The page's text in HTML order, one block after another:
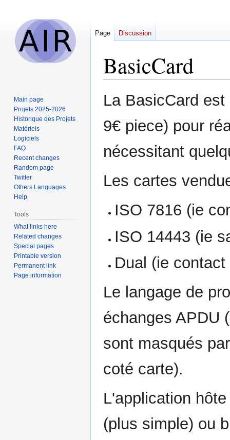
BasicCard
Jump
to
Jump
to
La BasicCard
9€ piece) pour
nécessitant
Les cartes
ISO 7816 (ie
ISO 14443 (ie
Dual (ie
Le langage de
échanges APDU
sont masqués
coté carte).
L'application
(plus simple) ou
Page Discussion
Main page
Projets 2025-2026
Historique des Projets
Matériels
Logiciels
FAQ
Recent changes
Random page
Twitter
Others Languages
Help
Tools
What links here
Related changes
Special pages
Printable version
Permanent link
Page information